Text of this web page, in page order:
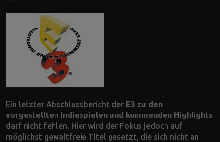
Ein letzter Abschlussbericht der E3 zu den
vorgestellten Indiespielen und kommenden Highlights
darf nicht fehlen. Hier wird der Fokus jedoch auf
möglichst gewaltfreie Titel gesetzt, die sich nicht an